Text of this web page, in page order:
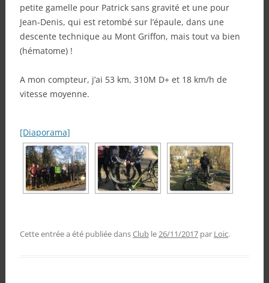
petite gamelle pour Patrick sans gravité et une pour
Jean-Denis, qui est retombé sur l’épaule, dans une
descente technique au Mont Griffon, mais tout va bien
(hématome) !
A mon compteur, j’ai 53 km, 310M D+ et 18 km/h de
vitesse moyenne.
[Diaporama]
Cette entrée a été publiée dansCluble26/11/2017 par Loic.